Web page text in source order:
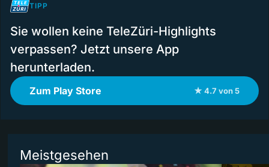
TIPP
Sie wollen keine TeleZüri-Highlights
verpassen? Jetzt unsere App
herunterladen.
Zum Play Store ★ 4.7 von 5
Meistgesehen